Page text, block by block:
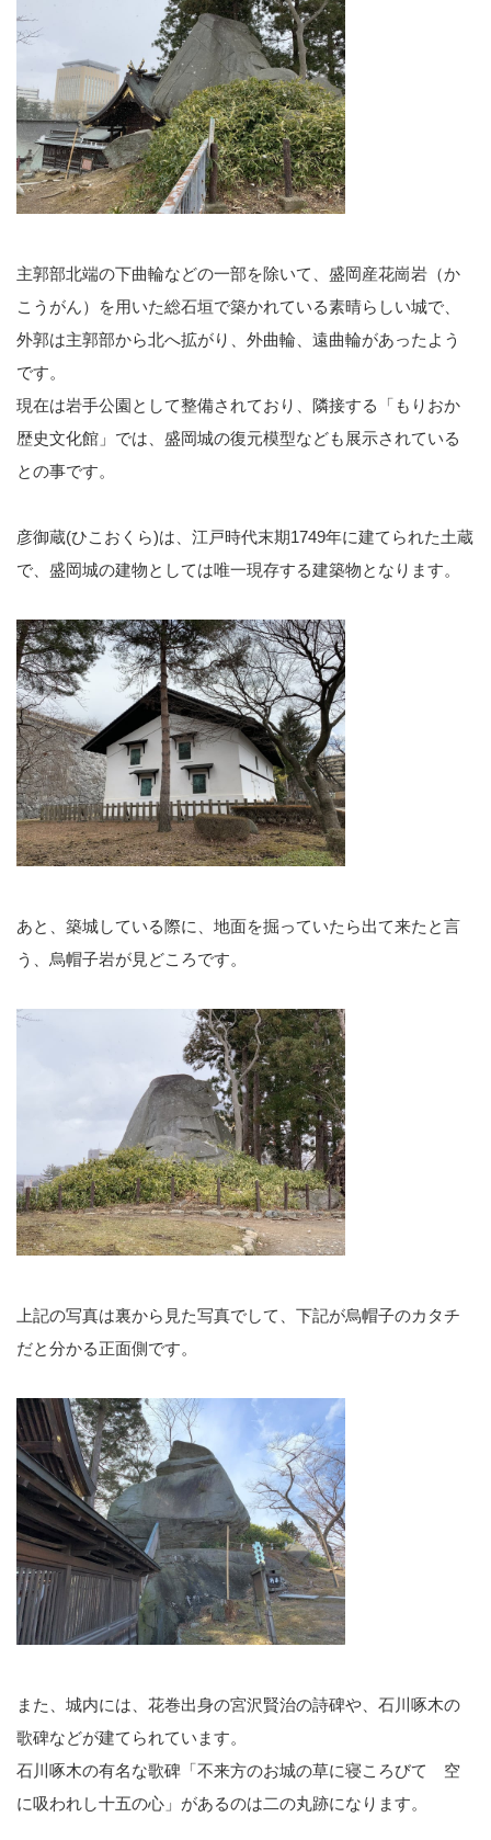
主郭部北端の下曲輪などの一部を除いて、盛岡産花崗岩（か
こうがん）を用いた総石垣で築かれている素晴らしい城で、
外郭は主郭部から北へ拡がり、外曲輪、遠曲輪があったよう
です。
現在は岩手公園として整備されており、隣接する「もりおか
歴史文化館」では、盛岡城の復元模型なども展示されている
との事です。
彦御蔵(ひこおくら)は、江戸時代末期1749年に建てられた土蔵
で、盛岡城の建物としては唯一現存する建築物となります。
あと、築城している際に、地面を掘っていたら出て来たと言
う、烏帽子岩が見どころです。
上記の写真は裏から見た写真でして、下記が烏帽子のカタチ
だと分かる正面側です。
また、城内には、花巻出身の宮沢賢治の詩碑や、石川啄木の
歌碑などが建てられています。
石川啄木の有名な歌碑「不来方のお城の草に寝ころびて 空
に吸われし十五の心」があるのは二の丸跡になります。